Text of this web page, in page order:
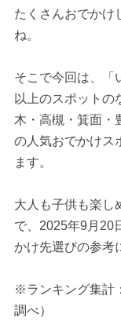
たくさんおでかけ
ね。
そこで今回は、「
以上のスポットの
木・高槻・箕面・
の人気おでかけス
ます。
大人も子供も楽し
で、2025年9月20
かけ先選びの参考
※ランキング集計
調べ）